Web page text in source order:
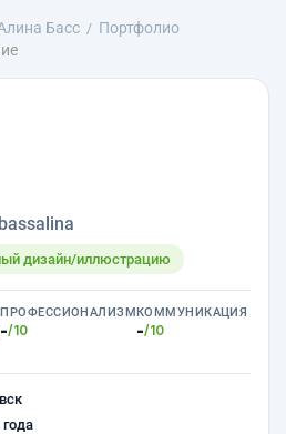
Басс
Портфолио
bassalina
дизайн/иллюстрацию
ПРОФЕССИОНАЛИЗМ
-/10
КОММУНИКАЦИЯ
-/10
года